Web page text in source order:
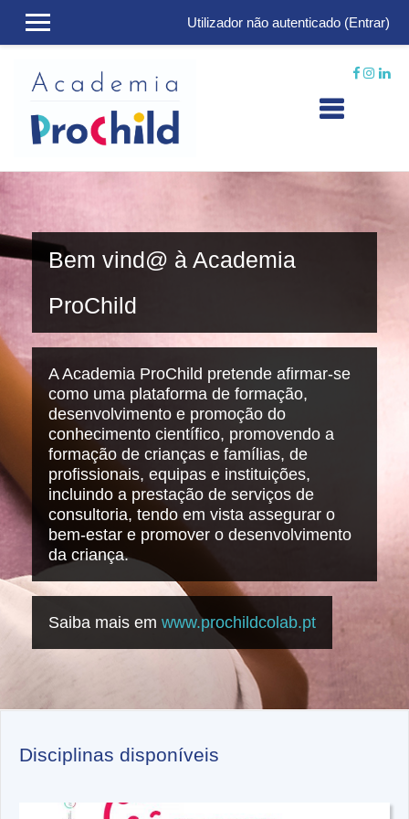
Utilizador não autenticado (Entrar)
Bem vind@ à Academia
ProChild
A Academia ProChild pretende afirmar-se
como uma plataforma de formação,
desenvolvimento e promoção do
conhecimento científico, promovendo a
formação de crianças e famílias, de
profissionais, equipas e instituições,
incluindo a prestação de serviços de
consultoria, tendo em vista assegurar o
bem-estar e promover o desenvolvimento
da criança.
Saiba mais em www.prochildcolab.pt
Disciplinas disponíveis